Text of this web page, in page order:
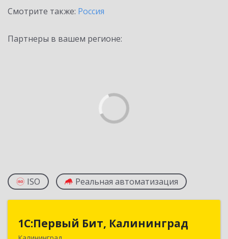
Смотрите также: Россия
Партнеры в вашем регионе:
ISO Реальная автоматизация
1С:Первый Бит, Калининград
1С:Первый Бит, Калининград